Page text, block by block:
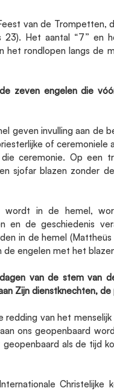
van de Trompetten,
23). Het aantal “7”
het rondlopen langs
zeven engelen die
geven invulling aan de
of
ceremonie. Op
sjofar blazen zonder
in de hemel,
en de geschiedenis
in de hemel
de engelen met het
van de stem van
Zijn dienstknechten,
van het
ons geopenbaard
als de tijd
Christelijke